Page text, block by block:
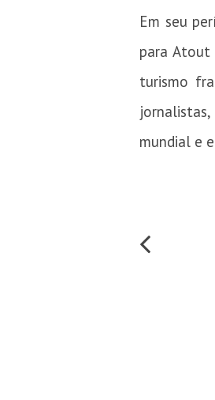
Em seu
para Atout
turismo
mundial e